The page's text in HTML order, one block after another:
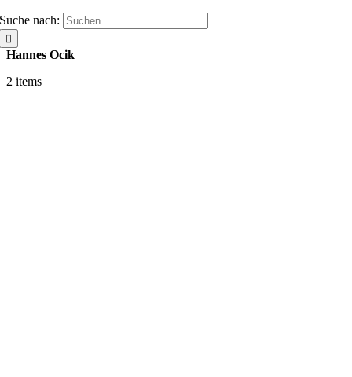
Suche nach:
Hannes Ocik
2 items